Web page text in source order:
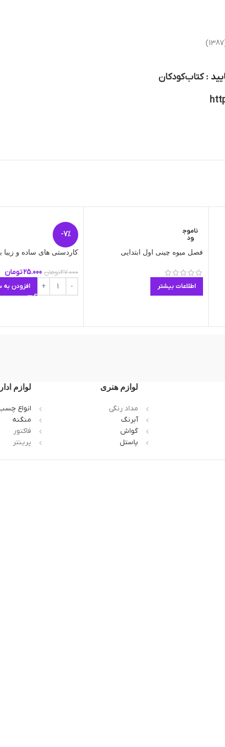
:کتاب کودکان
ناموج
ود
فصل میوه چینی اول ابتدایی
اطلاعات بیشتر
-7%
کاردستی های ساده و زیبا
27.000تومان 25.000تومان
افزودن به
لوازم هنری
مداد رنگی
آبرنگ
گواش
پاستل
لوازم
انواع
منگنه
فاکتور
پرینتر